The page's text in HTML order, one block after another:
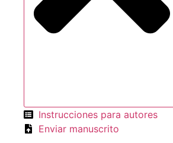
Instrucciones para autores
Enviar manuscrito